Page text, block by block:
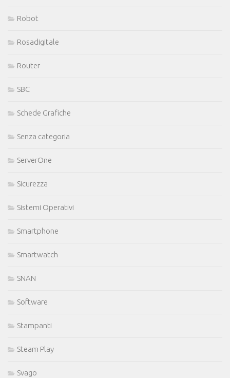
Robot
Rosadigitale
Router
SBC
Schede Grafiche
Senza categoria
ServerOne
Sicurezza
Sistemi Operativi
Smartphone
Smartwatch
SNAN
Software
Stampanti
Steam Play
Svago